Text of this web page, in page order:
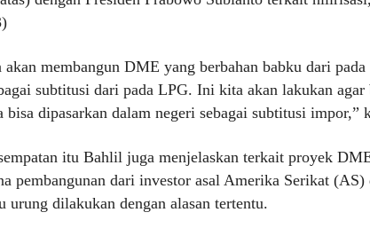
akan membangun DME yang berbahan babku dari
subtitusi dari pada LPG. Ini kita akan lakukan agar
bisa dipasarkan dalam negeri sebagai subtitusi impor,”
itu Bahlil juga menjelaskan terkait proyek
pembangunan dari investor asal Amerika Serikat
urung dilakukan dengan alasan tertentu.